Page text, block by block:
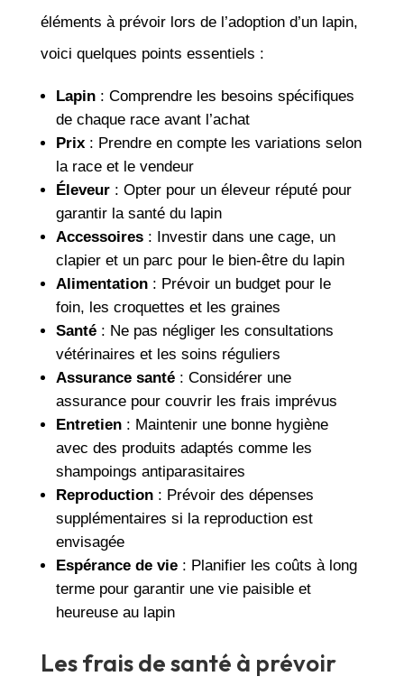
éléments à prévoir lors de l’adoption d’un lapin,
voici quelques points essentiels :
Lapin: Comprendre les besoins spécifiques
de chaque race avant l’achat
Prix: Prendre en compte les variations selon
la race et le vendeur
Éleveur: Opter pour un éleveur réputé pour
garantir la santé du lapin
Accessoires: Investir dans une cage, un
clapier et un parc pour le bien-être du lapin
Alimentation: Prévoir un budget pour le
foin, les croquettes et les graines
Santé: Ne pas négliger les consultations
vétérinaires et les soins réguliers
Assurance santé: Considérer une
assurance pour couvrir les frais imprévus
Entretien: Maintenir une bonne hygiène
avec des produits adaptés comme les
shampoings antiparasitaires
Reproduction: Prévoir des dépenses
supplémentaires si la reproduction est
envisagée
Espérance de vie: Planifier les coûts à long
terme pour garantir une vie paisible et
heureuse au lapin
Les frais de santé à prévoir